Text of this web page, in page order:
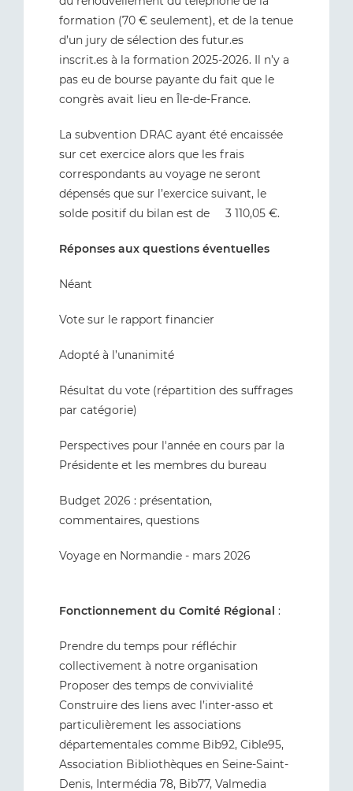
formation (70 € seulement), et de la tenue
d’un jury de sélection des futur.es
inscrit.es à la formation 2025-2026. Il n’y a
pas eu de bourse payante du fait que le
congrès avait lieu en Île-de-France.
La subvention DRAC ayant été encaissée
sur cet exercice alors que les frais
correspondants au voyage ne seront
dépensés que sur l’exercice suivant, le
solde positif du bilan est de 3 110,05 €.
Réponses aux questions éventuelles
Néant
Vote sur le rapport financier
Adopté à l’unanimité
Résultat du vote (répartition des suffrages
par catégorie)
Perspectives pour l'année en cours par la
Présidente et les membres du bureau
Budget 2026 : présentation,
commentaires, questions
Voyage en Normandie - mars 2026
Fonctionnement du Comité Régional :
Prendre du temps pour réfléchir
collectivement à notre organisation
Proposer des temps de convivialité
Construire des liens avec l’inter-asso et
particulièrement les associations
départementales comme Bib92, Cible95,
Association Bibliothèques en Seine-Saint-
Denis, Intermédia 78, Bib77, Valmedia